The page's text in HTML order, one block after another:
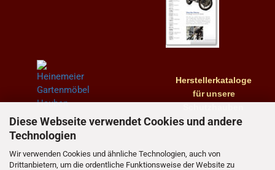
Diese Webseite verwendet Cookies und andere
Technologien
Wir verwenden Cookies und ähnliche Technologien, auch von
Drittanbietern, um die ordentliche Funktionsweise der Website zu
Herstellerkataloge
fürunsere